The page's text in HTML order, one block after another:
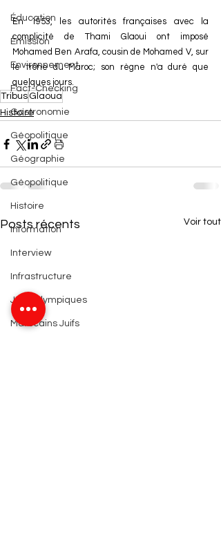
Éducation
Émission
Environnement
Fact-Checking
Gastronomie
Géopolitique
Géographie
Géopolitique
Histoire
Information
Interview
Infrastructure
Jeux Olympiques
Marocains Juifs
En 1953, les autorités françaises avec la
complicité de Thami Glaoui ont imposé
Mohamed Ben Arafa, cousin de Mohamed V, sur
le trône du Maroc; son règne n'a duré que
quelques jours.
Tribus Glaoua
Histoire
Posts récents Voir tout